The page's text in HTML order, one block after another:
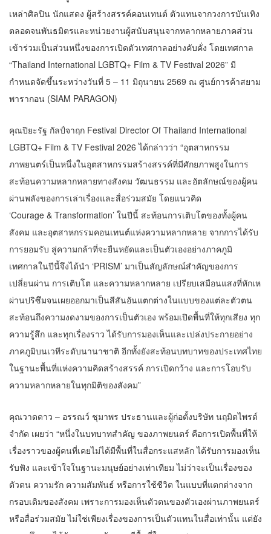
เหล่าศิลปิน นักแสดง ผู้สร้างสรรค์คอนเทนต์ ตัวแทนจากวงการบันเทิง
ตลอดจนพันธมิตรและหน่วยงานผู้สนับสนุนจากหลากหลายภาคส่วน
เข้าร่วมเป็นส่วนหนึ่งของการเปิดตัวเทศกาลอย่างคับคั่ง โดยเทศกาล
“Thailand International LGBTQ+ Film & TV Festival 2026” มี
กำหนดจัดขึ้นระหว่างวันที่ 5 – 11 มิถุนายน 2569 ณ ศูนย์การค้าสยาม
พารากอน (SIAM PARAGON)
คุณปิยะรัฐ กัลป์จาฤก Festival Director Of Thailand International
LGBTQ+ Film & TV Festival 2026 ได้กล่าวว่า “อุตสาหกรรม
ภาพยนตร์เป็นหนึ่งในอุตสาหกรรมสร้างสรรค์ที่มีศักยภาพสูงในการ
สะท้อนความหลากหลายทางสังคม วัฒนธรรม และอัตลักษณ์ของผู้คน
ผ่านพลังของการเล่าเรื่องและสื่อร่วมสมัย โดยแนวคิด
‘Courage & Transformation’ ในปีนี้ สะท้อนการเติบโตของทั้งผู้คน
สังคม และอุตสาหกรรมคอนเทนต์แห่งความหลากหลาย จากการได้รับ
การยอมรับ สู่ความกล้าที่จะยืนหยัดและเป็นตัวเองอย่างภาคภูมิ
เทศกาลในปีนี้จึงได้นำ ‘PRISM’ มาเป็นสัญลักษณ์สำคัญของการ
เปลี่ยนผ่าน การเติบโต และความหลากหลาย เปรียบเสมือนแสงที่หักเห
ผ่านปริซึมจนเผยออกมาเป็นสีสันอันแตกต่างในแบบของแต่ละตัวตน
สะท้อนถึงความงดงามของการเป็นตัวเอง พร้อมเปิดพื้นที่ให้ทุกเสียง ทุก
ความรู้สึก และทุกเรื่องราว ได้รับการมองเห็นและเปล่งประกายอย่าง
ภาคภูมิบนเวทีระดับนานาชาติ อีกทั้งยังสะท้อนบทบาทของประเทศไทย
ในฐานะพื้นที่แห่งความคิดสร้างสรรค์ การเปิดกว้าง และการโอบรับ
ความหลากหลายในทุกมิติของสังคม”
คุณวาดดาว – อรรณว์ ชุมาพร ประธานและผู้ก่อตั้งบริษัท นฤมิตไพรด์
จำกัด เผยว่า “หนึ่งในบทบาทสำคัญ ของภาพยนตร์ คือการเปิดพื้นที่ให้
เรื่องราวของผู้คนที่เคยไม่ได้มีพื้นที่ในสื่อกระแสหลัก ได้รับการมองเห็น
รับฟัง และเข้าใจในฐานะมนุษย์อย่างเท่าเทียม ไม่ว่าจะเป็นเรื่องของ
ตัวตน ความรัก ความสัมพันธ์ หรือการใช้ชีวิต ในแบบที่แตกต่างจาก
กรอบเดิมของสังคม เพราะการมองเห็นตัวตนของตัวเองผ่านภาพยนตร์
หรือสื่อร่วมสมัย ไม่ใช่เพียงเรื่องของการเป็นตัวแทนในสื่อเท่านั้น แต่ยัง